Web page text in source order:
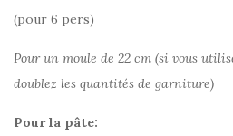
(pour 6 pers)
Pour un moule de 22 cm (si vous
doublez les quantités de garniture)
Pour la pâte: